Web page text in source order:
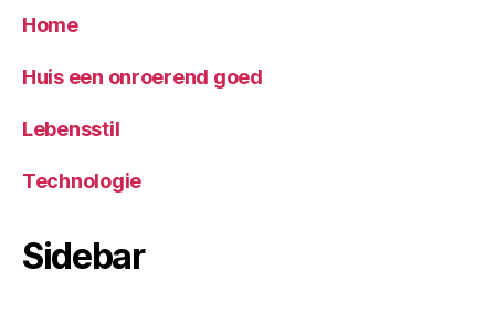
Home
Huis een onroerend goed
Lebensstil
Technologie
Sidebar